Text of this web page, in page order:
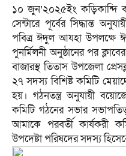
১০ জুন’২০২৫ইং কড়িকান্দি
সেন্টারে পূর্বের সিদ্ধান্ত
পবিত্র ঈদুল আযহা উপলক্ষে
পুনর্মিলনী অনুষ্ঠানের পর
বাজারস্থ তিতাস উপজেলা
২৭ সদস্য বিশিষ্ট কমিটি
হয়। গঠনতন্ত্র অনুযায়ী
কমিটি গঠনের সভার
আমাকে পরবর্তী কার্যকরী
উপদেষ্টা পরিষদের সদস্য